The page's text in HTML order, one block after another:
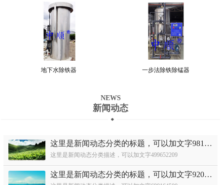
地下水除铁器 一步法除铁除锰器
NEWS
新闻动态
这里是新闻动态分类的标题，可以加文字981447090
这里是新闻动态分类描述，可以加文字499652209
这里是新闻动态分类的标题，可以加文字920631282